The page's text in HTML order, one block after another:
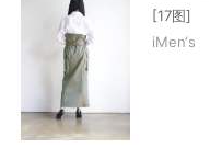
[17图]
iMen‘s